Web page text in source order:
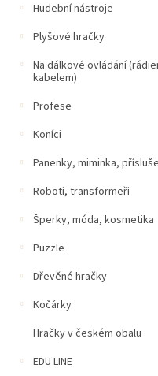
Hudební nástroje
Plyšové hračky
Na dálkové ovládání
kabelem)
Profese
Koníci
Panenky, miminka,
Roboti, transformeři
Šperky, móda, kosmetika
Puzzle
Dřevěné hračky
Kočárky
Hračky v českém obalu
EDU LINE